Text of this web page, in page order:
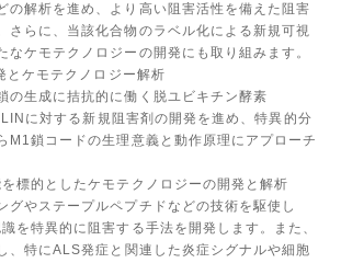
の解析を進め、より高い阻害活性を備えた阻害
さらに、当該化合物のラベル化による新規可視
なケモテクノロジーの開発にも取り組みます。
とケモテクノロジー解析
生成に拮抗的に働く脱ユビキチン酵素
に対する新規阻害剤の開発を進め、特異的分
M1鎖コードの生理意義と動作原理にアプローチ
標的としたケモテクノロジーの開発と解析
やステープルペプチドなどの技術を駆使し
を特異的に阻害する手法を開発します。また、
、特にALS発症と関連した炎症シグナルや細胞